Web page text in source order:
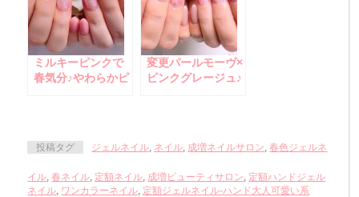
ミルキーピンクで
春気分♪やわらかピ
変更パールモーヴ×
ピンクグレージュ♪
投稿タグ ジェルネイル ネイル 成増ネイルサロン ,春色ジェルネ
イル ,春ネイル 定額ネイル 成増ビューティサロン 定額ハンドジェル
ネイル ワンカラーネイル 定額ジェルネイル-ハンド大人可愛い系